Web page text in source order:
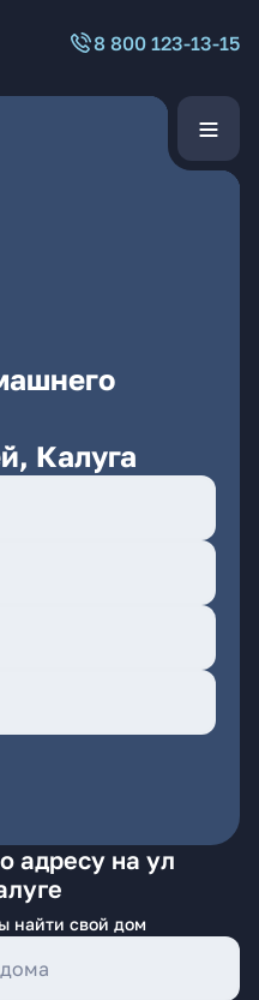
8 800 123-13-15
Калуга
адресу на ул
найти свой дом